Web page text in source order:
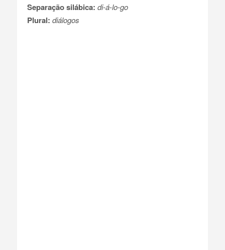
Separação silábica: di-á-lo-go
Plural: diálogos